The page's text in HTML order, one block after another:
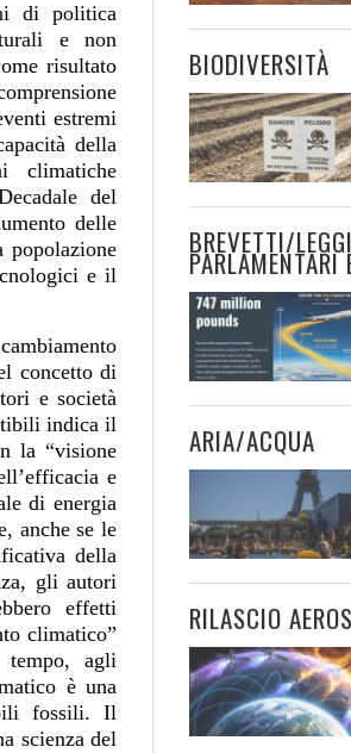
di politica
e non
risultato
estremi
della
climatiche
del
delle
popolazione
e il
concetto di
e società
indica il
la “visione
e
di energia
anche se le
della
gli autori
effetti
climatico”
tempo, agli
è una
fossili. Il
scienza del
BIODIVERSITÀ
BREVETTI/
ARIA/ACQUA
RILASCIO